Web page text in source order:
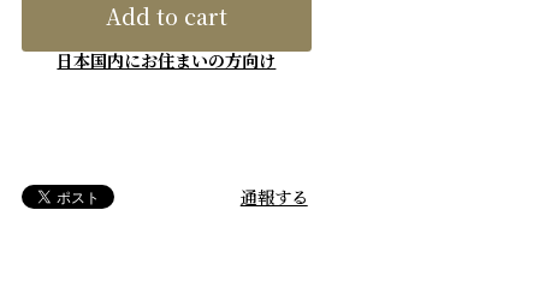
Add to cart
日本国内にお住まいの方向け
通報する